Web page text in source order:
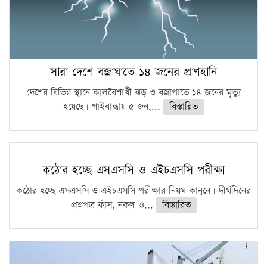
সারা দেশে বজ্রাঘাতে ১৪ জনের প্রাণহানি
দেশের বিভিন্ন স্থানে কালবৈশাখী ঝড় ও বজ্রাপাতে ১৪ জনের মৃত্যু
হয়েছে। গাইবান্ধায় ৫ জন,...
বিস্তারিত
কঠোর হচ্ছে এসএসসি ও এইচএসসি পরীক্ষা
কঠোর হচ্ছে এসএসসি ও এইচএসসি পরীক্ষার নিয়ম কানুনে। দীর্ঘদিনের
প্রশ্নপত্র ফাঁস, নকল ও...
বিস্তারিত